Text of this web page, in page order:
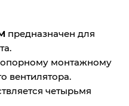
предназначен для
опорному монтажному
вентилятора.
четырьмя